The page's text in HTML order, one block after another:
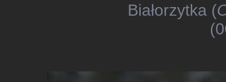
Białorzytka (